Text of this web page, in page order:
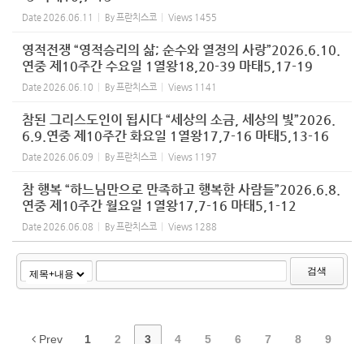
Date 2026.06.11 By프란치스코 Views 1455
영적전쟁 “영적승리의 삶; 순수와 열정의 사랑”2026.6.10.
연중 제10주간 수요일 1열왕18,20-39 마태5,17-19
Date 2026.06.10 By프란치스코 Views 1141
참된 그리스도인이 됩시다 “세상의 소금, 세상의 빛”2026.
6.9.연중 제10주간 화요일 1열왕17,7-16 마태5,13-16
Date 2026.06.09 By프란치스코 Views 1197
참 행복 “하느님만으로 만족하고 행복한 사람들”2026.6.8.
연중 제10주간 월요일 1열왕17,7-16 마태5,1-12
Date 2026.06.08 By프란치스코 Views 1288
검색
Prev 1 2 3 4 5 6 7 8 9